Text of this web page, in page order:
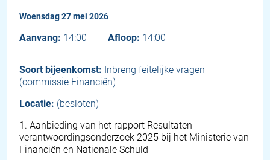
woensdag 27 mei 2026
Aanvang: 14:00 Afloop: 14:00
Soort bijeenkomst: Inbreng feitelijke vragen
(commissie Financiën)
Locatie: (besloten)
1 . Aanbieding van het rapport Resultaten
verantwoordingsonderzoek 2025 bij het Ministerie van
Financiën en Nationale Schuld